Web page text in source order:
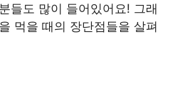
들도 많이 들어있어요! 그래
먹을 때의 장단점들을 살펴